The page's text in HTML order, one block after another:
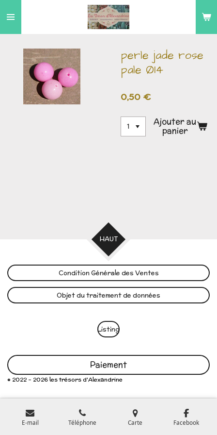
au
perle jade rose
pale Ø14
0,50 €
Ajouter au
panier
HAUT
Condition Générale des Ventes
Objet du traitement de données
Listing
Paiement
© 2022 - 2026 les trésors d'Alexandrine
E-mail Téléphone Carte Facebook